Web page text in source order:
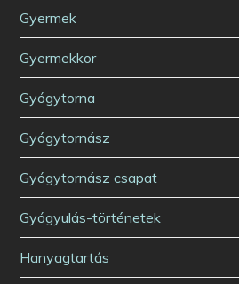
Gyermek
Gyermekkor
Gyógytorna
Gyógytornász
Gyógytornász csapat
Gyógyulás-történetek
Hanyagtartás